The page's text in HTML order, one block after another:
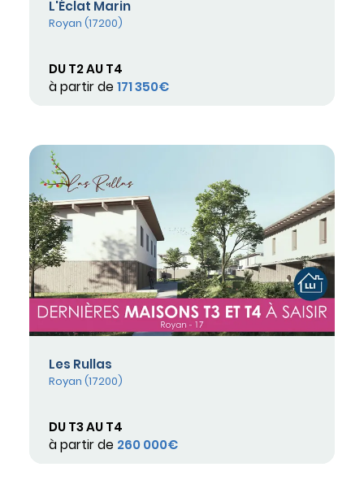
L'Éclat Marin
Royan (17200)
DU T2 AU T4
à partir de 171 350€
Les Rullas
Royan (17200)
DU T3 AU T4
à partir de 260 000€